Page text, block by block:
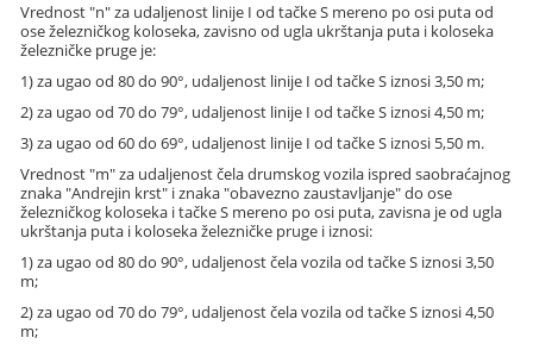
Vrednost "n" za udaljenost linije I od tačke S mereno po osi puta od
ose železničkog koloseka, zavisno od ugla ukrštanja puta i koloseka
železničke pruge je:
1) za ugao od 80 do 90°, udaljenost linije I od tačke S iznosi 3,50 m;
2) za ugao od 70 do 79°, udaljenost linije I od tačke S iznosi 4,50 m;
3) za ugao od 60 do 69°, udaljenost linije I od tačke S iznosi 5,50 m.
Vrednost "m" za udaljenost čela drumskog vozila ispred saobraćajnog
znaka "Andrejin krst" i znaka "obavezno zaustavljanje" do ose
železničkog koloseka i tačke S mereno po osi puta, zavisna je od ugla
ukrštanja puta i koloseka železničke pruge i iznosi:
1) za ugao od 80 do 90°, udaljenost čela vozila od tačke S iznosi 3,50
m;
2) za ugao od 70 do 79°, udaljenost čela vozila od tačke S iznosi 4,50
m;